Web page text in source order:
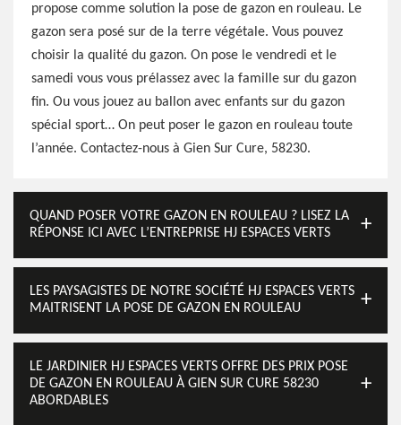
propose comme solution la pose de gazon en rouleau. Le
gazon sera posé sur de la terre végétale. Vous pouvez
choisir la qualité du gazon. On pose le vendredi et le
samedi vous vous prélassez avec la famille sur du gazon
fin. Ou vous jouez au ballon avec enfants sur du gazon
spécial sport… On peut poser le gazon en rouleau toute
l’année. Contactez-nous à Gien Sur Cure, 58230.
QUAND POSER VOTRE GAZON EN ROULEAU ? LISEZ LA
RÉPONSE ICI AVEC L’ENTREPRISE HJ ESPACES VERTS
LES PAYSAGISTES DE NOTRE SOCIÉTÉ HJ ESPACES VERTS
MAITRISENT LA POSE DE GAZON EN ROULEAU
LE JARDINIER HJ ESPACES VERTS OFFRE DES PRIX POSE
DE GAZON EN ROULEAU À GIEN SUR CURE 58230
ABORDABLES